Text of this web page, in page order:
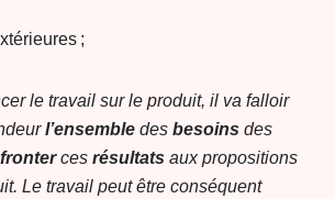
;
le travail sur le produit, il va falloir
l’ensemble des besoins des
ces résultats aux propositions
Le travail peut être conséquent